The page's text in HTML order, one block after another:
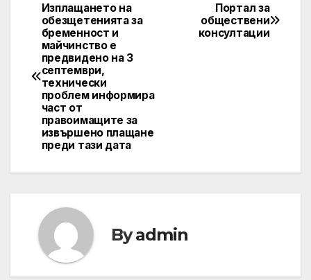
Post
navigation
Портал за
обществени
консултации
Изплащането на
обезщетенията за
бременност и
майчинство e
предвидено на 3
септември,
технически
проблем информира
част от
правоимащите за
извършено плащане
преди тази дата
Byadmin